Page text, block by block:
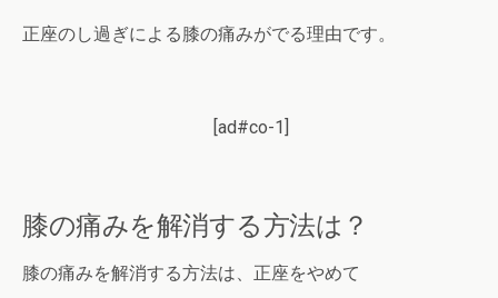
正座のし過ぎによる膝の痛みがでる理由です。
[ad#co-1]
膝の痛みを解消する方法は？
膝の痛みを解消する方法は、正座をやめて